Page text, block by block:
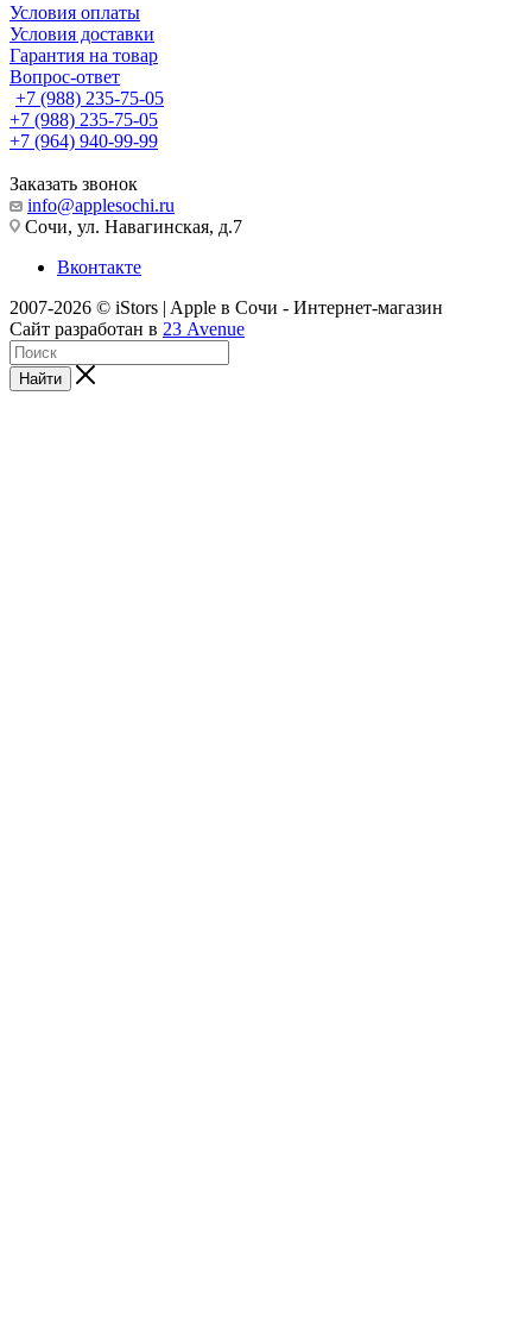
Условия оплаты
Условия доставки
Гарантия на товар
Вопрос-ответ
+7 (988) 235-75-05
+7 (988) 235-75-05
+7 (964) 940-99-99
Заказать звонок
info@applesochi.ru
Сочи, ул. Навагинская, д.7
Вконтакте
2007-2026 © iStors | Apple в Сочи - Интернет-магазин
Сайт разработан в 23 Avenue
Найти